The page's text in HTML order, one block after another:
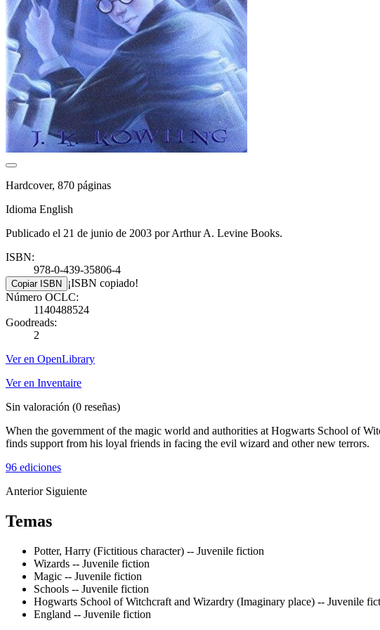
Hardcover, 870 páginas
Idioma English
Publicado el 21 de junio de 2003 por Arthur A. Levine Books.
ISBN:
978-0-439-35806-4
Copiar ISBN ¡ISBN copiado!
Número OCLC:
1140488524
Goodreads:
2
Ver en OpenLibrary
Ver en Inventaire
Sin valoración (0 reseñas)
When the government of the magic world and authorities at Hogwarts School of
finds support from his loyal friends in facing the evil wizard and other new terrors.
96 ediciones
Anterior Siguiente
Temas
Potter, Harry (Fictitious character) -- Juvenile fiction
Wizards -- Juvenile fiction
Magic -- Juvenile fiction
Schools -- Juvenile fiction
Hogwarts School of Witchcraft and Wizardry (Imaginary place) -- Juvenile
England -- Juvenile fiction